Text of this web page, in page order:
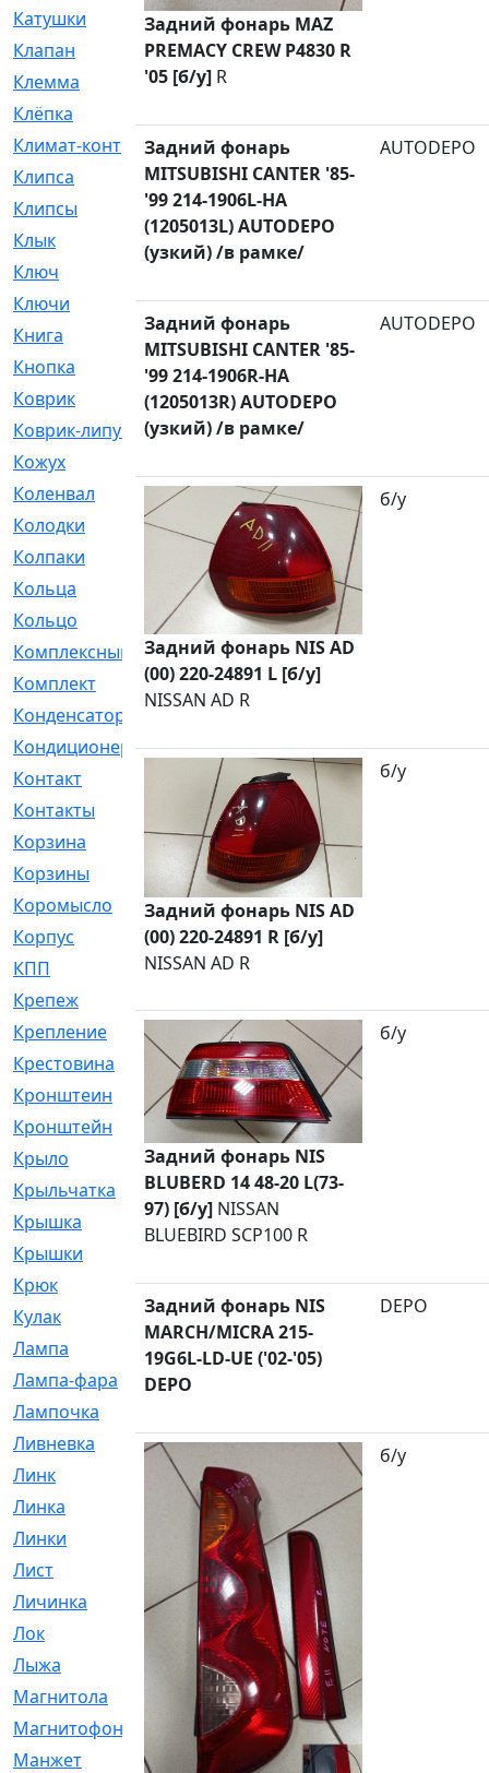
Катушки
[291]
Клапан
[375]
Клемма
[5]
Клёпка
Климат-контроль
[3]
Клипса
[21]
Клипсы
[321]
Клык
[4]
Ключ
Ключи
[3]
Книга
[293]
Кнопка
[3]
Коврик
[1]
Коврик-липучка
[2]
Кожух
Коленвал
[38]
Колодки
[2151]
Колпаки
[5]
Кольца
[1164]
Кольцо
Комплексный
[1]
Комплект
[196]
Конденсатор
Кондиционер
[2]
Контакт
[3]
Контакты
[4]
Корзина
[1]
Корзины
[159]
Коромысло
[6]
Корпус
[41]
КПП
[70]
Крепеж
Крепление
[23]
Крестовина
[309]
Кронштеин
[1]
Кронштейн
[59]
Крыло
[285]
Крыльчатка
[17]
Крышка
[151]
Крышки
Крюк
[1]
Кулак
[9]
Лампа
[128]
Лампа-фара
Лампочка
Ливневка
[66]
Линк
[3]
Линка
[64]
Линки
[913]
Лист
[144]
Личинка
[3]
Лок
[1]
Лыжа
[23]
Магнитола
[11]
Магнитофон
[1]
Манжет
[194]
Задний фонарь MAZ
PREMACY CREW P4830 R
'05 [б/у] R
Задний фонарь
MITSUBISHI CANTER '85-
'99 214-1906L-HA
(1205013L) AUTODEPO
(узкий) /в рамке/
AUTODEPO
Задний фонарь
MITSUBISHI CANTER '85-
'99 214-1906R-HA
(1205013R) AUTODEPO
(узкий) /в рамке/
AUTODEPO
Задний фонарь NIS AD
(00) 220-24891 L [б/у]
NISSAN AD R
б/у
Задний фонарь NIS AD
(00) 220-24891 R [б/у]
NISSAN AD R
б/у
Задний фонарь NIS
BLUBERD 14 48-20 L(73-
97) [б/у] NISSAN
BLUEBIRD SCP100 R
б/у
Задний фонарь NIS
MARCH/MICRA 215-
19G6L-LD-UE ('02-'05)
DEPO
DEPO
б/у